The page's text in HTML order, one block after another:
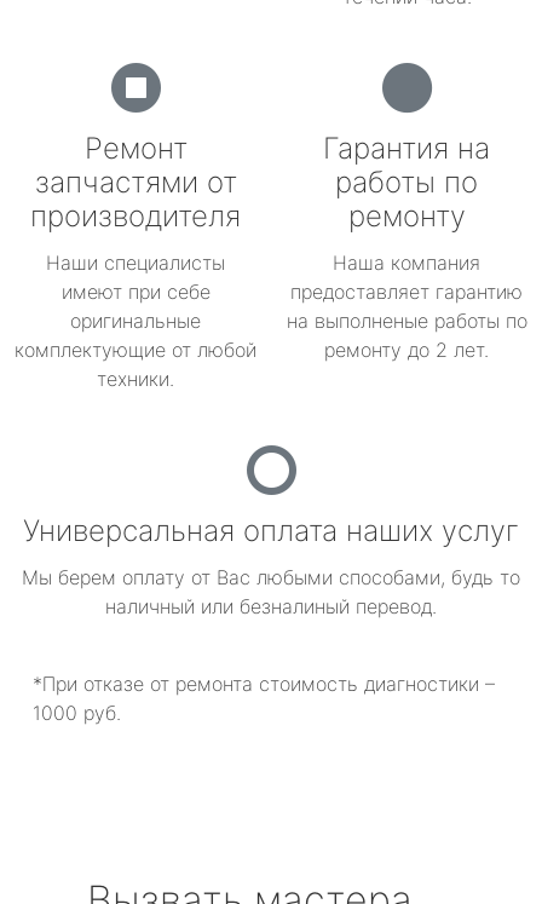
Ремонт
запчастями от
производителя
Наши специалисты
имеют при себе
оригинальные
комплектующие от любой
техники.
Гарантия на
работы по
ремонту
Наша компания
предоставляет гарантию
на выполненые работы по
ремонту до 2 лет.
Универсальная оплата наших услуг
Мы берем оплату от Вас любыми способами, будь то
наличный или безналиный перевод.
*При отказе от ремонта стоимость диагностики –
1000 руб.